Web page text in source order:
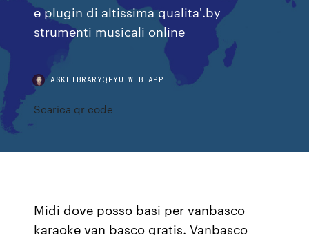
e plugin di altissima qualita'.by
strumenti musicali online
ASKLIBRARYQFYU.WEB.APP
Scarica qr code
Midi dove posso basi per vanbasco
karaoke van basco gratis. Vanbasco